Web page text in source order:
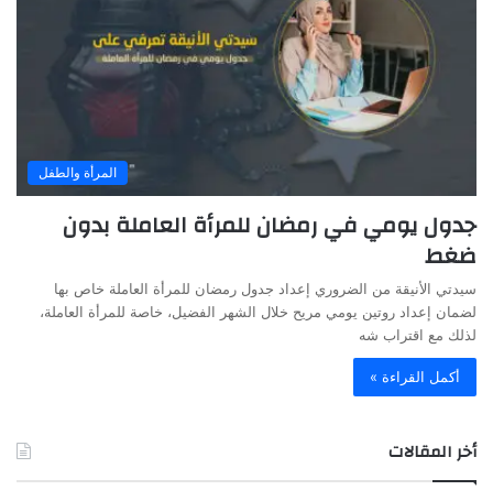
المرأة والطفل
جدول يومي في رمضان للمرأة العاملة بدون
ضغط
سيدتي الأنيقة من الضروري إعداد جدول رمضان للمرأة العاملة خاص بها
لضمان إعداد روتين يومي مريح خلال الشهر الفضيل، خاصة للمرأة العاملة،
لذلك مع اقتراب شه
أكمل القراءة »
أخر المقالات